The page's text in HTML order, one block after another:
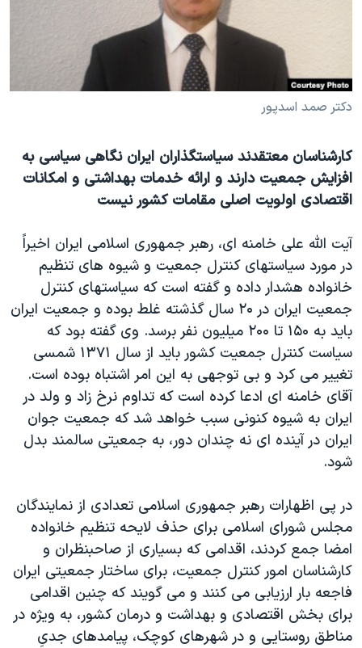
حقوق شهروندی
علم و فناوری
گالری عکس
آرشیو پخش زنده
انتخابات ریاست جمهوری آمریکا ۲۰۲۴
حمله جمهوری اسلامی به اسرائیل
رمز مهسا
اعتراضات زن، زندگی، آزادی
مجموعه مستندهای دادخواهی
دادگاه حمید نوری
چهل سال گروگان‌گیری
قانون شفافیت دارائی کادر رهبری ایران
اعتراضات مردمی آبان ۹۸
اسرائیل در جنگ
نرگس محمدی برنده جایزه نوبل صلح
همایش محافظه‌کاران آمریکا «سی‌پک»
صفحه‌های ویژه
دکتر صمد اسدپور
کارشناسان معتقدند سیاستگذاران ایران نگاهی سیاسی به
افزایش جمعیت دارند و ارائه خدمات بهداشتی و امکانات
اقتصادی اولویت اصلی مقامات کشور نیست
آیت الله علی خامنه ای، رهبر جمهوری اسلامی ایران اخیراً
در مورد سیاستهای کنترل جمعیت و شیوه های تنظیم
خانواده هشدار داده و گفته است که سیاستهای کنترل
جمعیت ایران در ۲۰ سال گذشته غلط بوده و جمعیت ایران
باید به ۱۵۰ تا ۲۰۰ میلیون نفر برسد. وی گفته بود که
سیاست کنترل جمعیت کشور باید از سال ١٣٧١ شمسی
تغییر می کرد و بی توجهی به این امر اشتباه بوده است.
آقای خامنه ای ادعا کرده است که تداوم نرخ زاد و ولد در
ایران به شیوه کنونی سبب خواهد شد که جمعیت جوان
ایران در آینده ای نه چندان دور، به جمعیتی سالمند بدل
شود.
در پی اظهارات رهبر جمهوری اسلامی تعدادی از نمایندگان
مجلس شورای اسلامی برای حذف لایحه تنظیم خانواده
امضا جمع کردند، اقدامی که بسیاری از صاحبنظران و
کارشناسان امور کنترل جمعیت، برای ساختار جمعیتی ایران
فاجعه بار ارزیابی می کنند و می گویند که چنین اقدامی
برای بخش اقتصادی و بهداشت و درمان کشور، به ویژه در
مناطق روستایی و در شهرهای کوچک، پیامدهای جدی‌ِ‌